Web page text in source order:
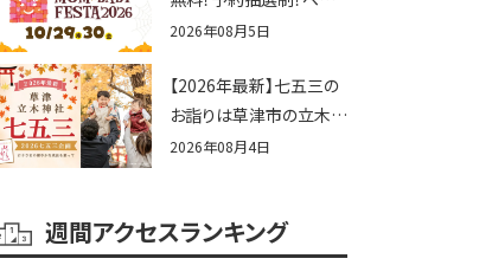
ーファミリー必見☆入場
ママベビーフェスタ
2026！親子で楽しもう
♪inピエリ守山
2026年08月5日
【2026年最新】七五三の
お詣りは草津市の立木神
社へ♪七五三お祝い企
2026年08月4日
週間アクセスランキング